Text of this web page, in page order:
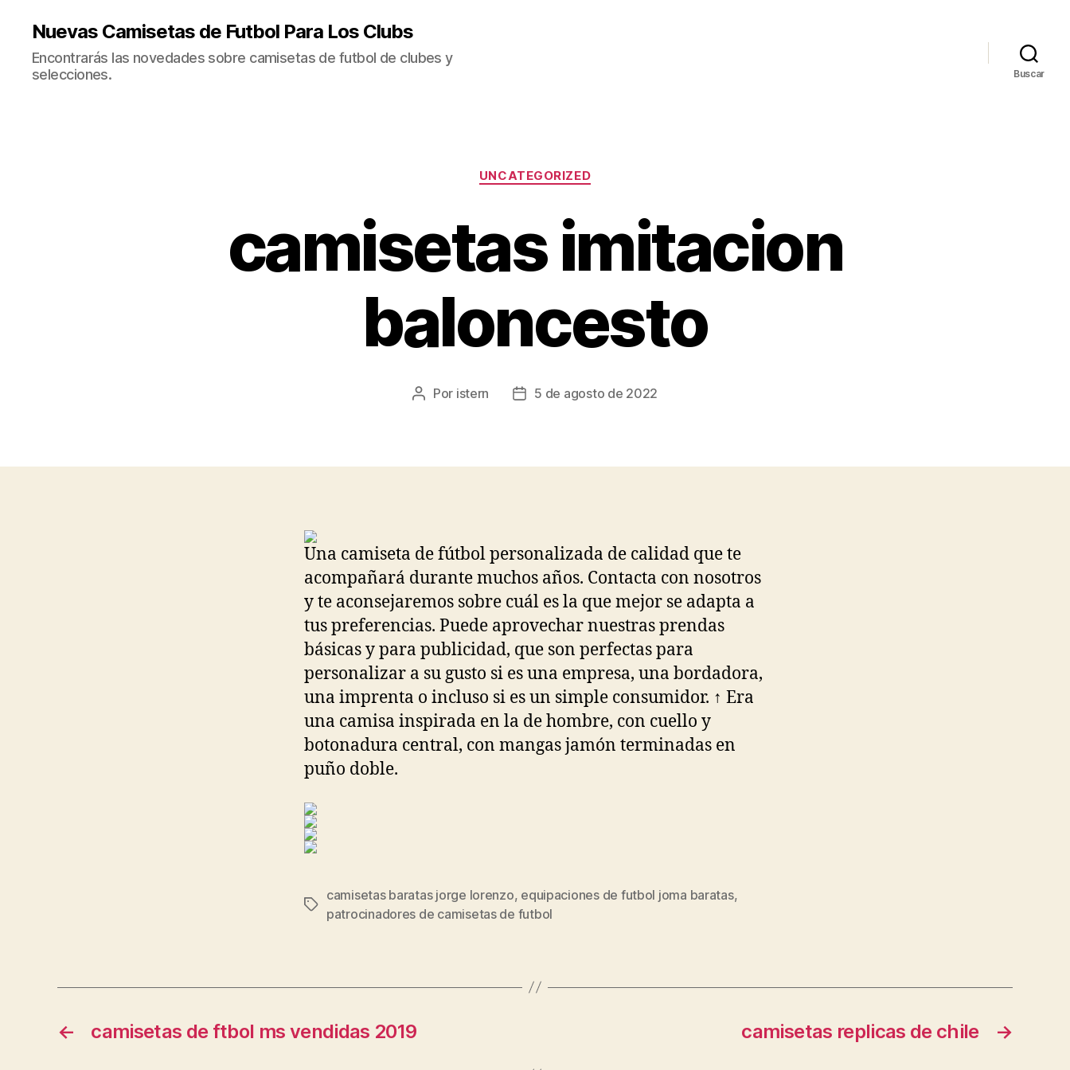
Nuevas Camisetas de Futbol Para Los Clubs
Encontrarás las novedades sobre camisetas de futbol de clubes y
selecciones.
Buscar
Categorías
UNCATEGORIZED
camisetas imitacion
baloncesto
Autor
Por istern
Fecha5 de agosto de 2022
Una camiseta de fútbol personalizada de calidad que te
acompañará durante muchos años. Contacta con nosotros
y te aconsejaremos sobre cuál es la que mejor se adapta a
tus preferencias. Puede aprovechar nuestras prendas
básicas y para publicidad, que son perfectas para
personalizar a su gusto si es una empresa, una bordadora,
una imprenta o incluso si es un simple consumidor. ↑ Era
una camisa inspirada en la de hombre, con cuello y
botonadura central, con mangas jamón terminadas en
puño doble.
Etiquetas
camisetas baratas jorge lorenzo, equipaciones de futbol joma baratas,
patrocinadores de camisetas de futbol
← camisetas de ftbol ms vendidas 2019 →
camisetas replicas de chile